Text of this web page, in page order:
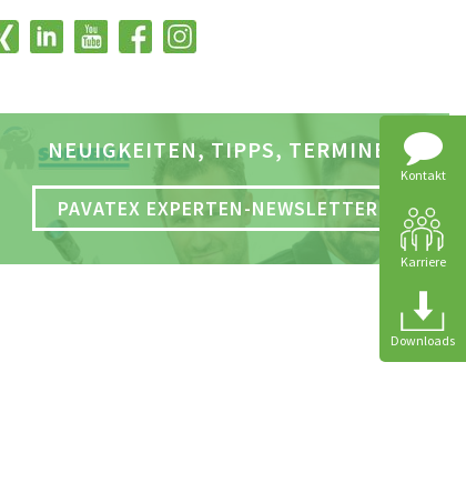
NEUIGKEITEN, TIPPS, TERMINE
PAVATEX EXPERTEN-NEWSLETTER
Kontakt
Karriere
Downloads